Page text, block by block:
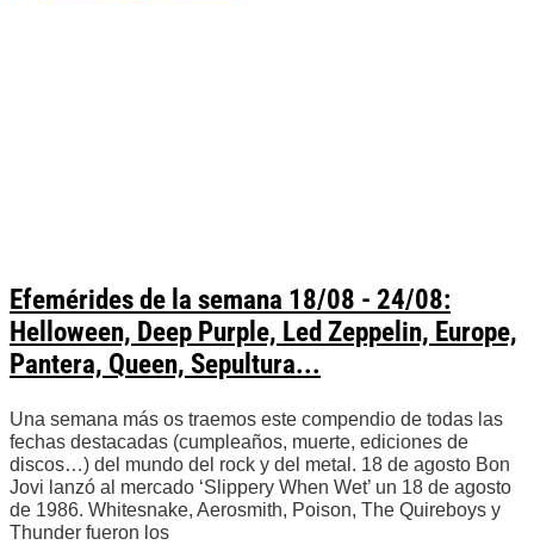
Efemérides de la semana 18/08 - 24/08:
Helloween, Deep Purple, Led Zeppelin, Europe,
Pantera, Queen, Sepultura...
Una semana más os traemos este compendio de todas las
fechas destacadas (cumpleaños, muerte, ediciones de
discos…) del mundo del rock y del metal. 18 de agosto Bon
Jovi lanzó al mercado ‘Slippery When Wet’ un 18 de agosto
de 1986. Whitesnake, Aerosmith, Poison, The Quireboys y
Thunder fueron los